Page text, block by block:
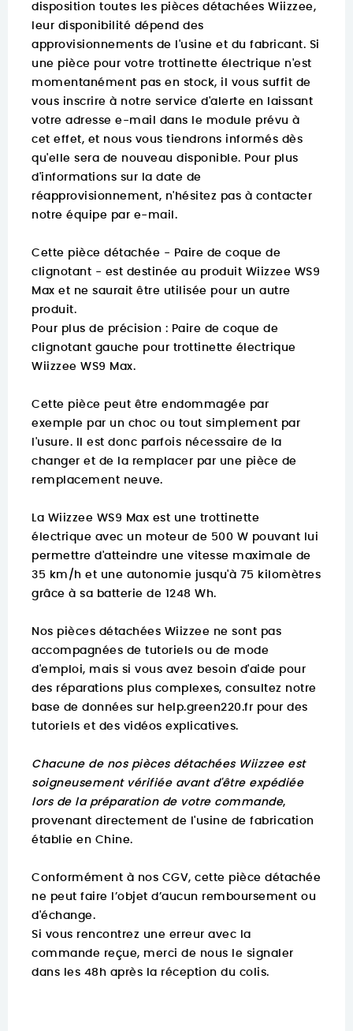
disposition toutes les pièces détachées Wiizzee,
leur disponibilité dépend des
approvisionnements de l'usine et du fabricant. Si
une pièce pour votre trottinette électrique n'est
momentanément pas en stock, il vous suffit de
vous inscrire à notre service d'alerte en laissant
votre adresse e-mail dans le module prévu à
cet effet, et nous vous tiendrons informés dès
qu'elle sera de nouveau disponible. Pour plus
d'informations sur la date de
réapprovisionnement, n'hésitez pas à contacter
notre équipe par e-mail.
Cette pièce détachée - Paire de coque de
clignotant - est destinée au produit Wiizzee WS9
Max et ne saurait être utilisée pour un autre
produit.
Pour plus de précision : Paire de coque de
clignotant gauche pour trottinette électrique
Wiizzee WS9 Max.
Cette pièce peut être endommagée par
exemple par un choc ou tout simplement par
l'usure. Il est donc parfois nécessaire de la
changer et de la remplacer par une pièce de
remplacement neuve.
La Wiizzee WS9 Max est une trottinette
électrique avec un moteur de 500 W pouvant lui
permettre d'atteindre une vitesse maximale de
35 km/h et une autonomie jusqu'à 75 kilomètres
grâce à sa batterie de 1248 Wh.
Nos pièces détachées Wiizzee ne sont pas
accompagnées de tutoriels ou de mode
d'emploi, mais si vous avez besoin d'aide pour
des réparations plus complexes, consultez notre
base de données sur help.green220.fr pour des
tutoriels et des vidéos explicatives.
Chacune de nos pièces détachées Wiizzee est
soigneusement vérifiée avant d'être expédiée
lors de la préparation de votre commande,
provenant directement de l'usine de fabrication
établie en Chine.
Conformément à nos CGV, cette pièce détachée
ne peut faire l’objet d’aucun remboursement ou
d'échange.
Si vous rencontrez une erreur avec la
commande reçue, merci de nous le signaler
dans les 48h après la réception du colis.